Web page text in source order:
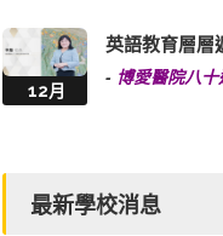
12月
英語教育層
- 博愛醫院八
最新學校消息